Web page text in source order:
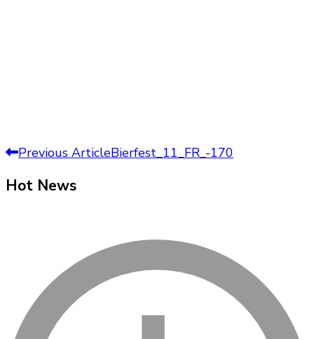
Post
Navigation
Previous ArticleBierfest_11_FR_-170
Hot News